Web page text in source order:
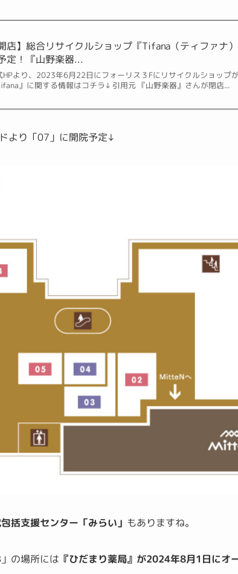
店】総合リサイクルショップ『Tifana（ティファナ
定！『山野楽器...
HPより、2023年6月22日にフォーリス３Fにリサイクルショップ
』に関する情報はコチラ↓ 引用元 『山野楽器』さんが閉店...
より 「07」 に開院予定↓
括支援センター「みらい」 もありますね。
の場所には 『ひだまり薬局』が2024年8月1日にオ